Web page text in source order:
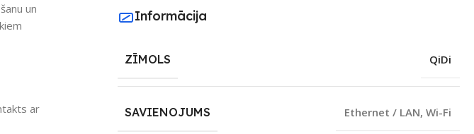
un
ar
Informācija
ZĪMOLS QiDi
SAVIENOJUMS Ethernet / LAN, Wi-Fi